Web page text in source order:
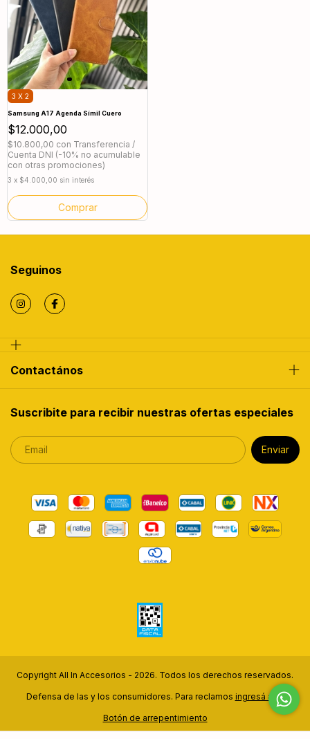
3 X 2
Samsung A17 Agenda Símil Cuero
$12.000,00
$10.800,00 con Transferencia /
Cuenta DNI (-10% no acumulable
con otras promociones)
3 x $4.000,00 sin interés
Comprar
Seguinos
Contactános
Suscribite para recibir nuestras ofertas especiales
Copyright All In Accesorios - 2026. Todos los derechos reservados.
Defensa de las y los consumidores. Para reclamos ingresá acá.
Botón de arrepentimiento